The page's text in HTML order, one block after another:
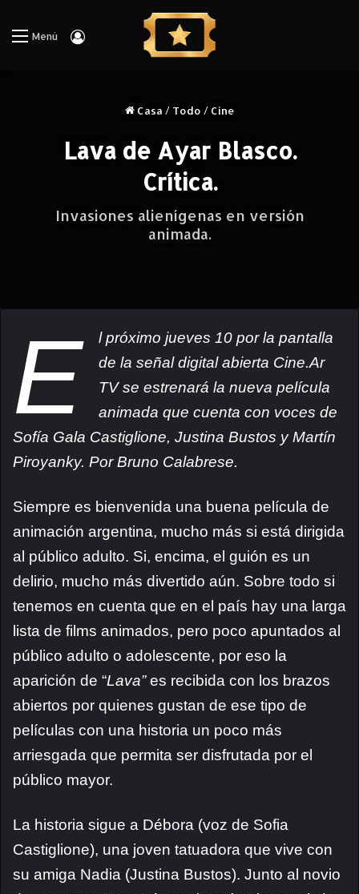
Menú Iniciar Sesión
Casa / Todo / Cine
Lava de Ayar Blasco.
Crítica.
Invasiones alienígenas en versión
animada.
E
l próximo jueves 10 por la pantalla
de la señal digital abierta Cine.Ar
TV se estrenará la nueva película
animada que cuenta con voces de
Sofía Gala Castiglione, Justina Bustos y Martín
Piroyanky. Por Bruno Calabrese.
Siempre es bienvenida una buena película de
animación argentina, mucho más si está dirigida
al público adulto. Si, encima, el guión es un
delirio, mucho más divertido aún. Sobre todo si
tenemos en cuenta que en el país hay una larga
lista de films animados, pero poco apuntados al
público adulto o adolescente, por eso la
aparición de “Lava”es recibida con los brazos
abiertos por quienes gustan de ese tipo de
películas con una historia un poco más
arriesgada que permita ser disfrutada por el
público mayor.
La historia sigue a Débora (voz de Sofia
Castiglione), una joven tatuadora que vive con
su amiga Nadia (Justina Bustos). Junto al novio